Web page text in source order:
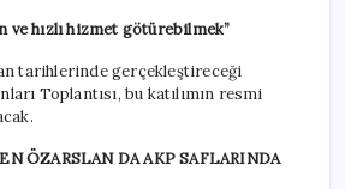
ve hızlı hizmet götürebilmek”
tarihlerinde gerçekleştireceği
Toplantısı, bu katılımın resmi
ÖZARSLAN DA AKP SAFLARINDA